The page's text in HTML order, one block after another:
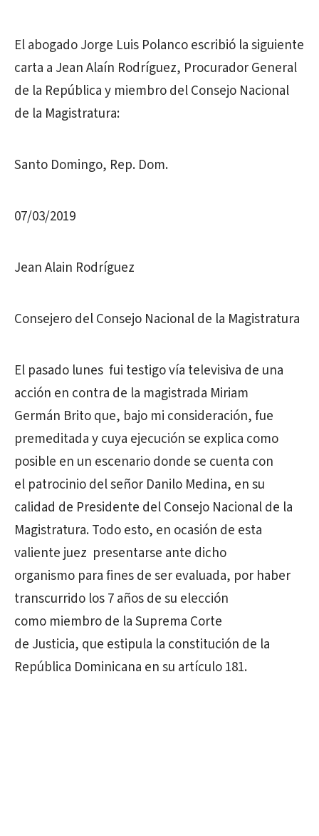
El abogado Jorge Luis Polanco escribió la siguiente
carta a Jean Alaín Rodríguez, Procurador General
de la República y miembro del Consejo Nacional
de la Magistratura:
Santo Domingo, Rep. Dom.
07/03/2019
Jean Alain Rodríguez
Consejero del Consejo Nacional de la Magistratura
El pasado lunes fui testigo vía televisiva de una
acción en contra de la magistrada Miriam
Germán Brito que, bajo mi consideración, fue
premeditada y cuya ejecución se explica como
posible en un escenario donde se cuenta con
el patrocinio del señor Danilo Medina, en su
calidad de Presidente del Consejo Nacional de la
Magistratura. Todo esto, en ocasión de esta
valiente juez presentarse ante dicho
organismo para fines de ser evaluada, por haber
transcurrido los 7 años de su elección
como miembro de la Suprema Corte
de Justicia, que estipula la constitución de la
República Dominicana en su artículo 181.